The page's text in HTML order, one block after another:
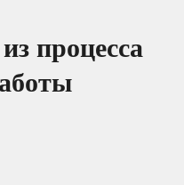
процесса